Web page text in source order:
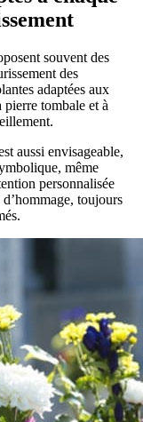
souvent des
des
adaptées aux
tombale et à
aussi envisageable,
même
personnalisée
toujours